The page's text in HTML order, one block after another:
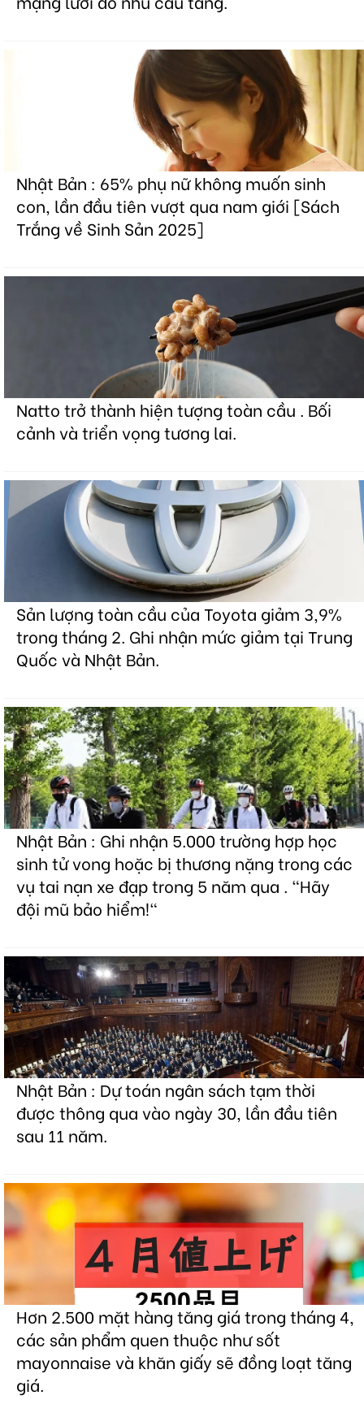
Nhật Bản : 65% phụ nữ không muốn sinh
con, lần đầu tiên vượt qua nam giới [Sách
Trắng về Sinh Sản 2025]
Natto trở thành hiện tượng toàn cầu . Bối
cảnh và triển vọng tương lai.
Sản lượng toàn cầu của Toyota giảm 3,9%
trong tháng 2. Ghi nhận mức giảm tại Trung
Quốc và Nhật Bản.
Nhật Bản : Ghi nhận 5.000 trường hợp học
sinh tử vong hoặc bị thương nặng trong các
vụ tai nạn xe đạp trong 5 năm qua . "Hãy
đội mũ bảo hiểm!"
Nhật Bản : Dự toán ngân sách tạm thời
được thông qua vào ngày 30, lần đầu tiên
sau 11 năm.
Hơn 2.500 mặt hàng tăng giá trong tháng 4,
các sản phẩm quen thuộc như sốt
mayonnaise và khăn giấy sẽ đồng loạt tăng
giá.